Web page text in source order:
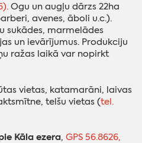
Ogu un augļu dārzs 22ha
avenes, āboli u.c.).
sukādes, marmelādes
un ievārījumus. Produkciju
ražas laikā var nopirkt
vietas, katamarāni, laivas
telšu vietas (tel.
Kāla ezera, GPS 56.8626,